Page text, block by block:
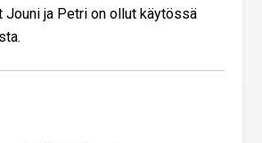
Jouni ja Petri on ollut käytössä